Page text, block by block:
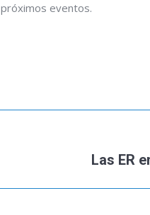
eventos.
Las ER